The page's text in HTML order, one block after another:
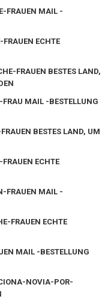
FRAUEN MAIL -
ECHTE
FRAUEN BESTES LAND,
MAIL -BESTELLUNG
BESTES LAND, UM
ECHTE
FRAUEN MAIL -
FRAUEN ECHTE
MAIL -BESTELLUNG
NOVIA-POR-